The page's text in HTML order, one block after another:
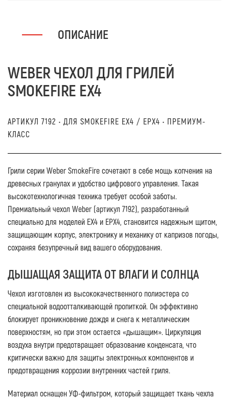
ОПИСАНИЕ
WEBER ЧЕХОЛ ДЛЯ ГРИЛЕЙ
SMOKEFIRE EX4
АРТИКУЛ 7192 • ДЛЯ SMOKEFIRE EX4 / EPX4 • ПРЕМИУМ-
КЛАСС
Грили серии Weber SmokeFire сочетают в себе мощь копчения на
древесных гранулах и удобство цифрового управления. Такая
высокотехнологичная техника требует особой заботы.
Премиальный чехол Weber (артикул 7192), разработанный
специально для моделей EX4 и EPX4, становится надежным щитом,
защищающим корпус, электронику и механику от капризов погоды,
сохраняя безупречный вид вашего оборудования.
ДЫШАЩАЯ ЗАЩИТА ОТ ВЛАГИ И СОЛНЦА
Чехол изготовлен из высококачественного полиэстера со
специальной водоотталкивающей пропиткой. Он эффективно
блокирует проникновение дождя и снега к металлическим
поверхностям, но при этом остается «дышащим». Циркуляция
воздуха внутри предотвращает образование конденсата, что
критически важно для защиты электронных компонентов и
предотвращения коррозии внутренних частей гриля.
Материал оснащен УФ-фильтром, который защищает ткань чехла